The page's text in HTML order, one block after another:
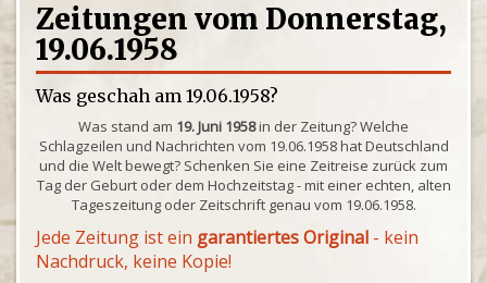
Zeitungen vom Donnerstag,
19.06.1958
Was geschah am 19.06.1958?
Was stand am 19. Juni 1958in der Zeitung? Welche
Schlagzeilen und Nachrichten vom 19.06.1958 hat Deutschland
und die Welt bewegt? Schenken Sie eine Zeitreise zurück zum
Tag der Geburt oder dem Hochzeitstag - mit einer echten, alten
Tageszeitung oder Zeitschrift genau vom 19.06.1958.
Jede Zeitung ist ein garantiertes Original - kein
Nachdruck, keine Kopie!